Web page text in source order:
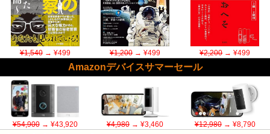
¥1,540→ ¥499 ¥1,200→ ¥499 ¥2,200→ ¥499
Amazonデバイスサマーセール
¥54,900→ ¥43,920 ¥4,980→ ¥3,460 ¥12,980→ ¥8,790